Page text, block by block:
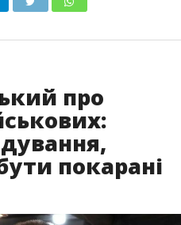
про
покарані